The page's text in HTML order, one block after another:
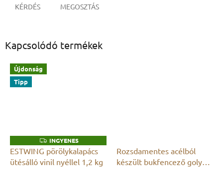
KÉRDÉS MEGOSZTÁS
Kapcsolódó termékek
Újdonság
Tipp
I
N
G
Y
INGYENES
ESTWING pörölykalapács
ütésálló vinil nyéllel 1,2 kg
Rozsdamentes acélból
készült bukfencező golyók